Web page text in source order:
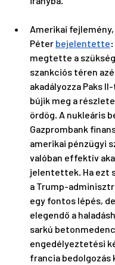
Amerikai
Péter bejelentette
megtette a
szankciós téren
akadályozza Paks
bújik meg a
ördög. A nukleáris
Gazprombank
amerikai pénzügyi
valóban effektív
jelentettek. Ha ezt
a Trump-
egy fontos lépés,
elegendő a
sarkú
engedélyeztetési
francia bedolgozás